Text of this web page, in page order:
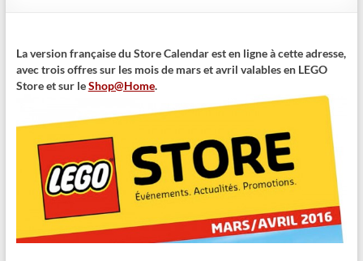
La version française du Store Calendar est en ligne à cette adresse,
avec trois offres sur les mois de mars et avril valables en LEGO
Store et sur leShop@Home.